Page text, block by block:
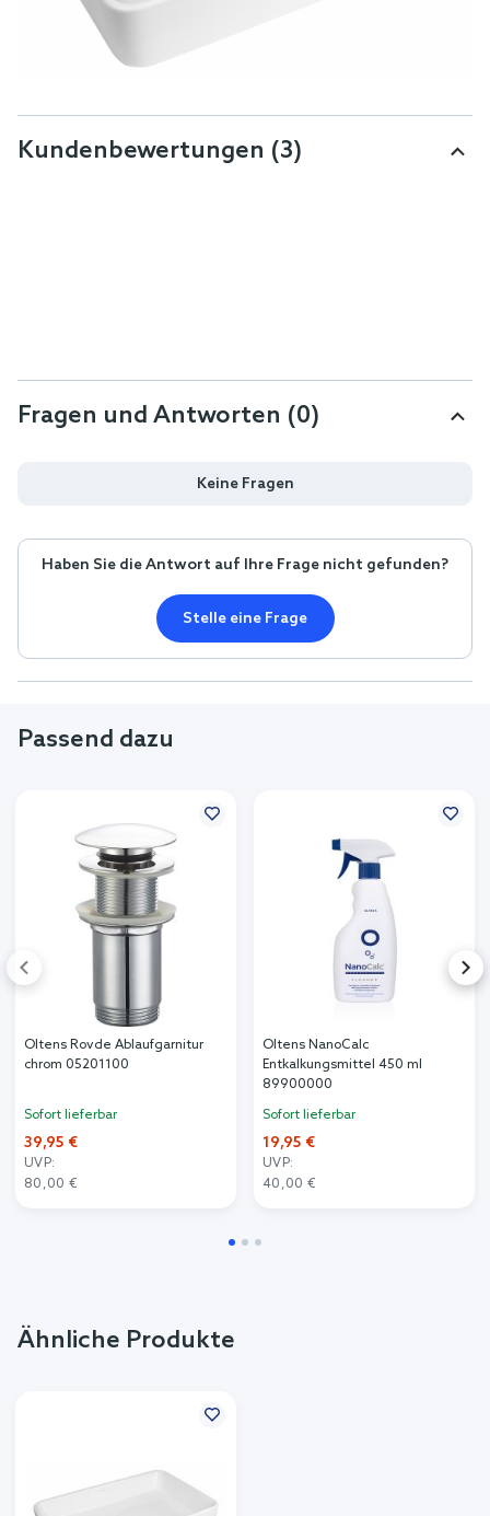
Kundenbewertungen (3)
Fragen und Antworten (0)
Keine Fragen
Haben Sie die Antwort auf Ihre Frage nicht gefunden?
Stelle eine Frage
Passend dazu
Oltens Rovde Ablaufgarnitur
chrom 05201100
Sofort lieferbar
39,95 €
UVP:
80,00 €
Oltens NanoCalc
Entkalkungsmittel 450 ml
89900000
Sofort lieferbar
19,95 €
UVP:
40,00 €
Ähnliche Produkte